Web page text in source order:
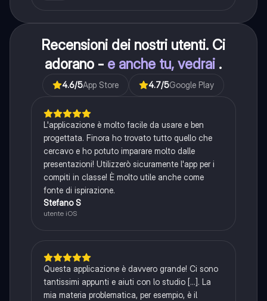
Recensioni dei nostri utenti. Ci
adorano - e anche tu, vedrai .
4.6/5App Store 4.7/5Google Play
L'applicazione è molto facile da usare e ben
progettata. Finora ho trovato tutto quello che
cercavo e ho potuto imparare molto dalle
presentazioni! Utilizzerò sicuramente l'app per i
compiti in classe! È molto utile anche come
fonte di ispirazione.
Stefano S
utente iOS
Questa applicazione è davvero grande! Ci sono
tantissimi appunti e aiuti con lo studio [...]. La
mia materia problematica, per esempio, è il